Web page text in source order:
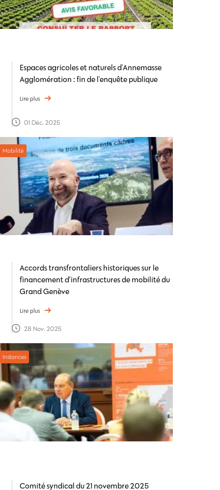
Espaces agricoles et naturels d'Annemasse
Agglomération : fin de l'enquête publique
Lire plus
01 Déc. 2025
Mobilité
Accords transfrontaliers historiques sur le
financement d’infrastructures de mobilité du
Grand Genève
Lire plus
28 Nov. 2025
Instances
Comité syndical du 21 novembre 2025